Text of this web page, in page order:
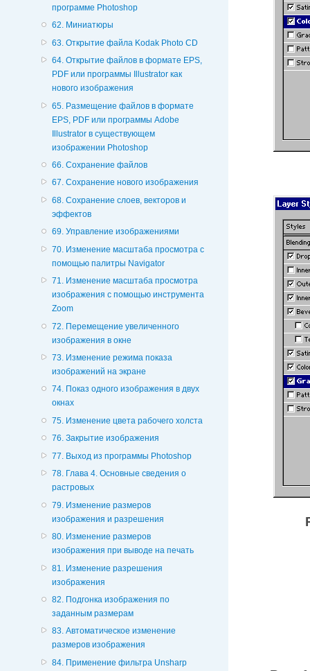
программе Photoshop
62. Миниатюры
63. Открытие файла Kodak Photo CD
64. Открытие файлов в формате EPS,
PDF или программы Illustrator как
нового изображения
65. Размещение файлов в формате
EPS, PDF или программы Adobe
Illustrator в существующем
изображении Photoshop
66. Сохранение файлов
67. Сохранение нового изображения
68. Сохранение слоев, векторов и
эффектов
69. Управление изображениями
70. Изменение масштаба просмотра с
помощью палитры Navigator
71. Изменение масштаба просмотра
изображения с помощью инструмента
Zoom
72. Перемещение увеличенного
изображения в окне
73. Изменение режима показа
изображений на экране
74. Показ одного изображения в двух
окнах
75. Изменение цвета рабочего холста
76. Закрытие изображения
77. Выход из программы Photoshop
78. Глава 4. Основные сведения о
растровых
79. Изменение размеров
изображения и разрешения
80. Изменение размеров
изображения при выводе на печать
81. Изменение разрешения
изображения
82. Подгонка изображения по
заданным размерам
83. Автоматическое изменение
размеров изображения
84. Применение фильтра Unsharp